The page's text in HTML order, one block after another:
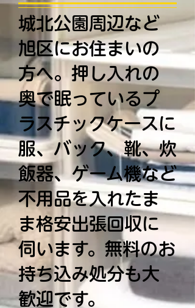
城北公園周辺など
旭区にお住まいの
方へ。押し入れの
奥で眠っているプ
ラスチックケースに
服、バック、靴、炊
飯器、ゲーム機など
不用品を入れたま
ま格安出張回収に
伺います。無料のお
持ち込み処分も大
歓迎です。